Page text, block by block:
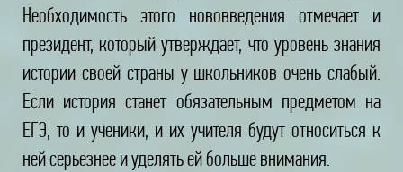
Необходимость этого нововведения отмечает и
президент, который утверждает, что уровень знания
истории своей страны у школьников очень слабый.
Если история станет обязательным предметом на
ЕГЭ, то и ученики, и их учителя будут относиться к
ней серьезнее и уделять ей больше внимания.